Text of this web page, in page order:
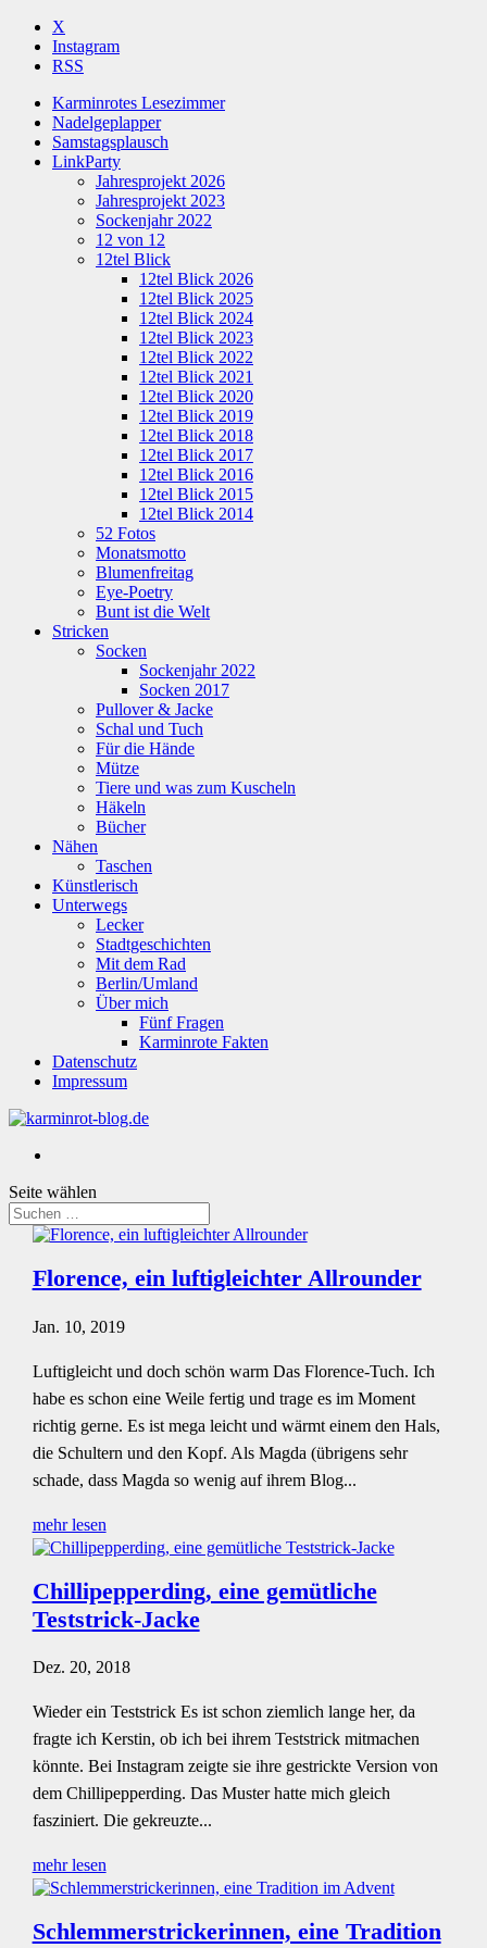
X
Instagram
RSS
Karminrotes Lesezimmer
Nadelgeplapper
Samstagsplausch
LinkParty
Jahresprojekt 2026
Jahresprojekt 2023
Sockenjahr 2022
12 von 12
12tel Blick
12tel Blick 2026
12tel Blick 2025
12tel Blick 2024
12tel Blick 2023
12tel Blick 2022
12tel Blick 2021
12tel Blick 2020
12tel Blick 2019
12tel Blick 2018
12tel Blick 2017
12tel Blick 2016
12tel Blick 2015
12tel Blick 2014
52 Fotos
Monatsmotto
Blumenfreitag
Eye-Poetry
Bunt ist die Welt
Stricken
Socken
Sockenjahr 2022
Socken 2017
Pullover & Jacke
Schal und Tuch
Für die Hände
Mütze
Tiere und was zum Kuscheln
Häkeln
Bücher
Nähen
Taschen
Künstlerisch
Unterwegs
Lecker
Stadtgeschichten
Mit dem Rad
Berlin/Umland
Über mich
Fünf Fragen
Karminrote Fakten
Datenschutz
Impressum
Seite wählen
Florence, ein luftigleichter Allrounder
Jan. 10, 2019
Luftigleicht und doch schön warm Das Florence-Tuch. Ich
habe es schon eine Weile fertig und trage es im Moment
richtig gerne. Es ist mega leicht und wärmt einem den Hals,
die Schultern und den Kopf. Als Magda (übrigens sehr
schade, dass Magda so wenig auf ihrem Blog...
mehr lesen
Chillipepperding, eine gemütliche
Teststrick-Jacke
Dez. 20, 2018
Wieder ein Teststrick Es ist schon ziemlich lange her, da
fragte ich Kerstin, ob ich bei ihrem Teststrick mitmachen
könnte. Bei Instagram zeigte sie ihre gestrickte Version von
dem Chillipepperding. Das Muster hatte mich gleich
fasziniert. Die gekreuzte...
mehr lesen
Schlemmerstrickerinnen, eine Tradition